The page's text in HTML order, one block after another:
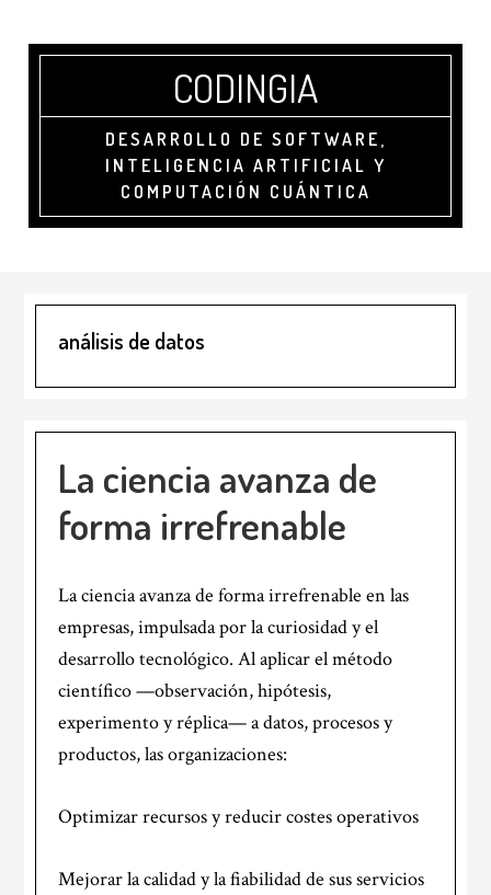
contenido
CODINGIA
DESARROLLO DE SOFTWARE,
INTELIGENCIA ARTIFICIAL Y
COMPUTACIÓN CUÁNTICA
análisis de datos
La ciencia avanza de
forma irrefrenable
La ciencia avanza de forma irrefrenable en las
empresas, impulsada por la curiosidad y el
desarrollo tecnológico. Al aplicar el método
científico —observación, hipótesis,
experimento y réplica— a datos, procesos y
productos, las organizaciones:
Optimizar recursos y reducir costes operativos
Mejorar la calidad y la fiabilidad de sus servicios